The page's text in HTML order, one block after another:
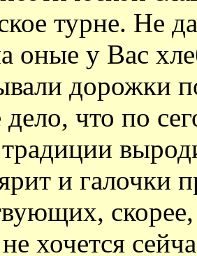
турне. Не
оные у Вас
дорожки
дело, что по
традиции
и галочки
хочется